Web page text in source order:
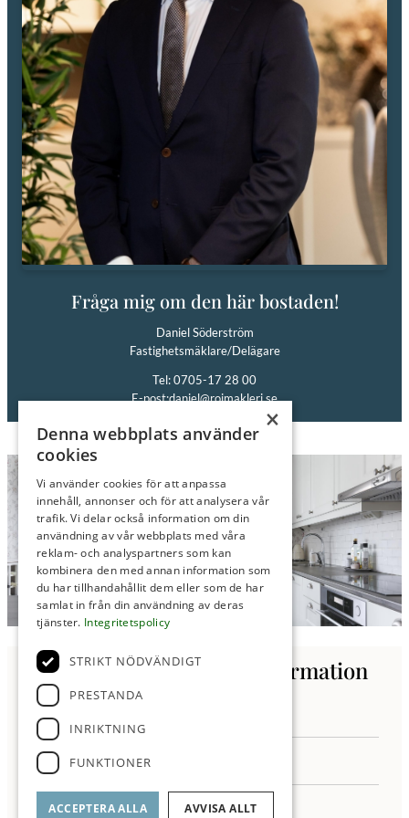
Fråga mig om den här bostaden!
Daniel Söderström
Fastighetsmäklare/Delägare
Tel: 0705-17 28 00
E-post:daniel@roimakleri.se
Kontakta oss för mer information
×
Denna webbplats använder
cookies
Vi använder cookies för att anpassa
innehåll, annonser och för att analysera vår
trafik. Vi delar också information om din
användning av vår webbplats med våra
reklam- och analyspartners som kan
kombinera den med annan information som
du har tillhandahållit dem eller som de har
samlat in från din användning av deras
tjänster. Integritetspolicy
STRIKT NÖDVÄNDIGT
PRESTANDA
INRIKTNING
FUNKTIONER
ACCEPTERA ALLA AVVISA ALLT